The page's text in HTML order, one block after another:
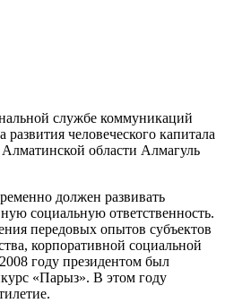
службе коммуникаций
развития человеческого капитала
области Алмагуль
должен развивать
социальную ответственность.
передовых опытов субъектов
корпоративной социальной
году президентом был
«Парыз». В этом году